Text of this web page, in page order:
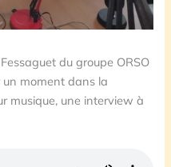
du groupe ORSO
moment dans la
musique, une interview à